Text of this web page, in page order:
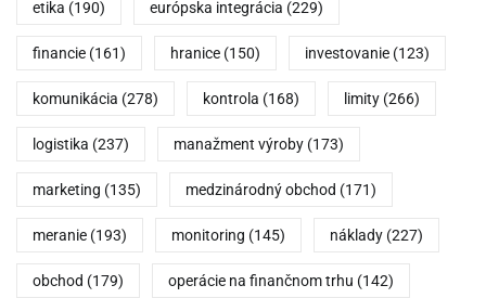
etika (190) európska integrácia (229)
financie (161) hranice (150) investovanie (123)
komunikácia (278) kontrola (168) limity (266)
logistika (237) manažment výroby (173)
marketing (135) medzinárodný obchod (171)
meranie (193) monitoring (145) náklady (227)
obchod (179) operácie na finančnom trhu (142)